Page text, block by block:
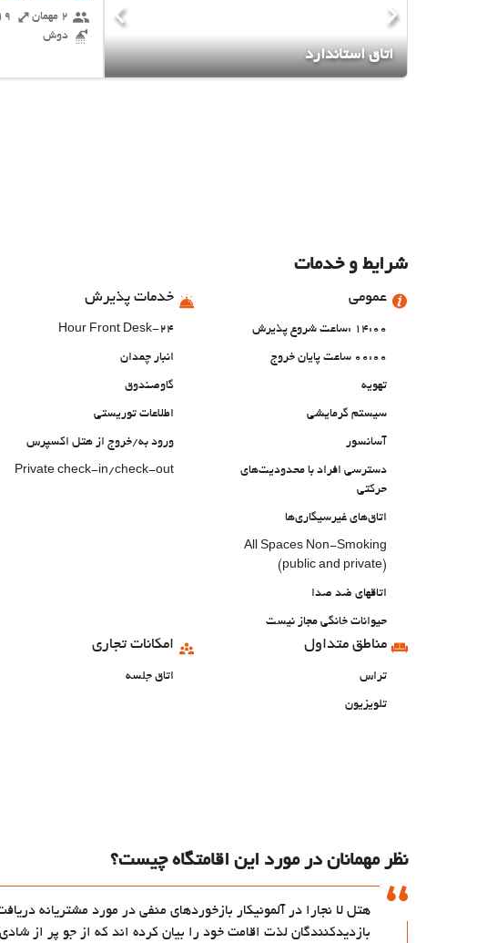
اتاق استاندارد
2 مهمان
19 ㎡
دوش
شرایط و خدمات
عمومی
14:00 :ساعت شروع پذیرش
00:00 ساعت پایان خروج
تهویه
سیستم گرمایشی
آسانسور
دسترسی افراد با محدودیت‌های
حرکتی
اتاق‌های غیرسیگاری‌ها
All Spaces Non-Smoking
(public and private)
اتاقهای ضد صدا
حیوانات خانگی مجاز نیست
خدمات پذیرش
24-Hour Front Desk
انبار چمدان
گاوصندوق
اطلاعات توریستی
ورود به/خروج از هتل اکسپرس
Private check-in/check-out
مناطق متداول
تراس
تلویزیون
امکانات تجاری
اتاق جلسه
نظر مهمانان در مورد این اقامتگاه چیست؟
هتل لا نجارا در آلمونیکار بازخوردهای منفی در مورد مشتریانه
بازدیدکنندگان لذت اقامت خود را بیان کرده اند که از جو پر از